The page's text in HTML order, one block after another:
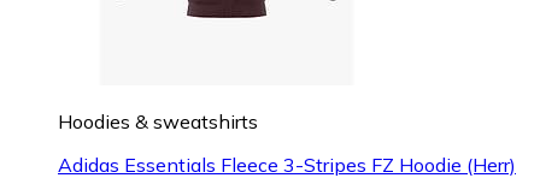
Hoodies & sweatshirts
Adidas Essentials Fleece 3-Stripes FZ Hoodie (Herr)